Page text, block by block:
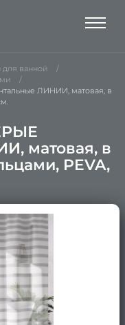
для ванной
ЛИНИИ, матовая, в
матовая, в
PEVA,